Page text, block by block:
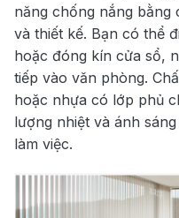
năng chống nắng bằng
và thiết kế. Bạn có thể
hoặc đóng kín cửa sổ,
tiếp vào văn phòng.
hoặc nhựa có lớp phủ
lượng nhiệt và ánh
làm việc.